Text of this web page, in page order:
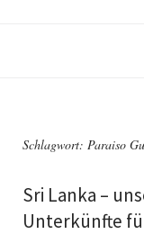
Schlagwort: Paraiso
Sri Lanka –
Unterkünfte